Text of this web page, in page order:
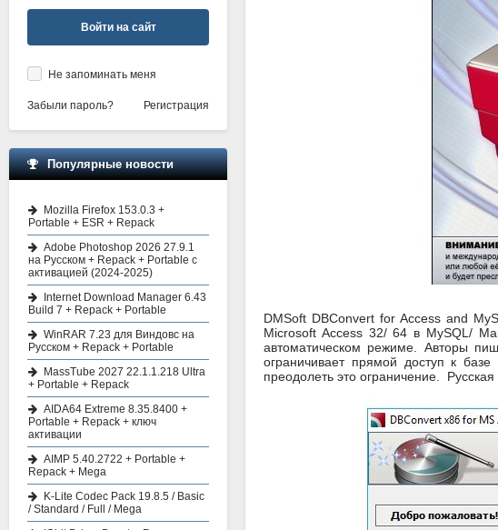
DMSoft DBConvert for Access and
Microsoft Access 32/ 64 в MySQL/
автоматическом режиме. Авторы
ограничивает прямой доступ к
преодолеть это ограничение.
Войти на сайт
Не запоминать меня
Забыли пароль? Регистрация
Популярные новости
Mozilla Firefox 153.0.3 +
Portable + ESR + Repack
Adobe Photoshop 2026 27.9.1
на Русском + Repack + Portable с
активацией (2024-2025)
Internet Download Manager 6.43
Build 7 + Repack + Portable
WinRAR 7.23 для Виндовс на
Русском + Repack + Portable
MassTube 2027 22.1.1.218 Ultra
+ Portable + Repack
AIDA64 Extreme 8.35.8400 +
Portable + Repack + ключ
активации
AIMP 5.40.2722 + Portable +
Repack + Mega
K-Lite Codec Pack 19.8.5 / Basic
/ Standard / Full / Mega